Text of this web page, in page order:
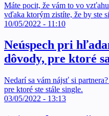
Máte pocit, že vám to vo
vďaka ktorým zistíte, že by ste
10/05/2022 - 11:10
Neúspech pri
dôvody, pre ktoré
Nedarí sa vám nájsť si
pre ktoré ste stále single.
03/05/2022 - 13:13